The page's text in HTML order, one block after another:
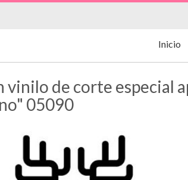
Inicio
vinilo de corte especial
05090